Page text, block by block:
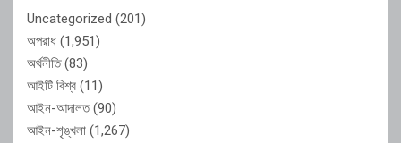
Uncategorized (201)
অপরাধ (1,951)
অর্থনীতি(83)
আইটি বিশ্ব (11)
আইন-আদালত(90)
আইন-শৃঙ্খলা (1,267)